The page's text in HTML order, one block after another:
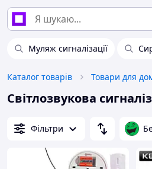
Муляж сигналізації
Каталог товарів Товари для
Світлозвукова
Фільтри